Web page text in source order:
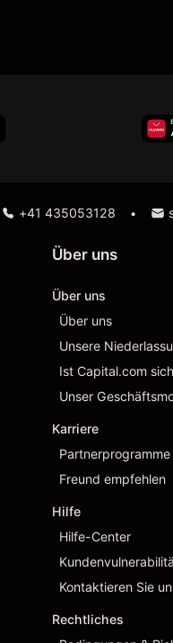
+41 435053128 •
Über uns
Über uns
Über uns
Unsere
Ist Capital.com
Unser
Karriere
Partnerprogramme
Freund empfehlen
Hilfe
Hilfe-Center
Kontaktieren Sie
Rechtliches